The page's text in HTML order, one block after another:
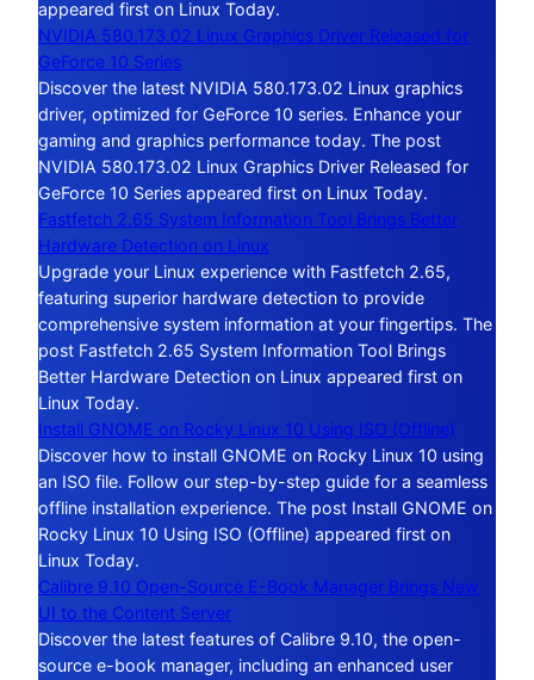
appeared first on Linux Today.
NVIDIA 580.173.02 Linux Graphics Driver Released for
GeForce 10 Series
Discover the latest NVIDIA 580.173.02 Linux graphics
driver, optimized for GeForce 10 series. Enhance your
gaming and graphics performance today. The post
NVIDIA 580.173.02 Linux Graphics Driver Released for
GeForce 10 Series appeared first on Linux Today.
Fastfetch 2.65 System Information Tool Brings Better
Hardware Detection on Linux
Upgrade your Linux experience with Fastfetch 2.65,
featuring superior hardware detection to provide
comprehensive system information at your fingertips. The
post Fastfetch 2.65 System Information Tool Brings
Better Hardware Detection on Linux appeared first on
Linux Today.
Install GNOME on Rocky Linux 10 Using ISO (Offline)
Discover how to install GNOME on Rocky Linux 10 using
an ISO file. Follow our step-by-step guide for a seamless
offline installation experience. The post Install GNOME on
Rocky Linux 10 Using ISO (Offline) appeared first on
Linux Today.
Calibre 9.10 Open-Source E-Book Manager Brings New
UI to the Content Server
Discover the latest features of Calibre 9.10, the open-
source e-book manager, including an enhanced user